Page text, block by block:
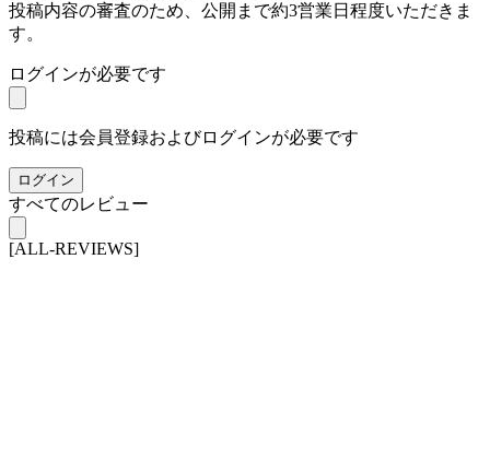
投稿内容の審査のため、公開まで約3営業日程度いただきま
す。
ログインが必要です
投稿には会員登録およびログインが必要です
ログイン
すべてのレビュー
[ALL-REVIEWS]